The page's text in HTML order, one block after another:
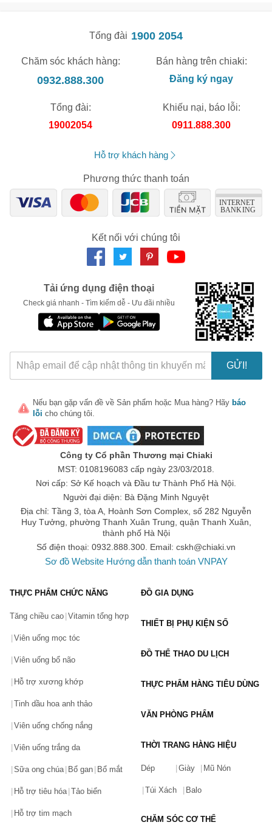
Tổng đài 1900 2054
Chăm sóc khách hàng:
0932.888.300
Bán hàng trên chiaki:
Đăng ký ngay
Tổng đài:
19002054
Khiếu nại, báo lỗi:
0911.888.300
Hỗ trợ khách hàng
Phương thức thanh toán
Kết nối với chúng tôi
Tải ứng dụng điện thoại
Check giá nhanh - Tìm kiếm dễ - Ưu đãi nhiều
GỬI!
Nếu bạn gặp vấn đề về Sản phẩm hoặc Mua hàng? Hãy báo
lỗi cho chúng tôi.
Công ty Cổ phần Thương mại Chiaki
MST: 0108196083 cấp ngày 23/03/2018.
Nơi cấp: Sở Kế hoạch và Đầu tư Thành Phố Hà Nội.
Người đại diện: Bà Đặng Minh Nguyệt
Địa chỉ: Tầng 3, tòa A, Hoành Sơn Complex, số 282 Nguyễn
Huy Tưởng, phường Thanh Xuân Trung, quận Thanh Xuân,
thành phố Hà Nội
Số điện thoại: 0932.888.300. Email: cskh@chiaki.vn
Sơ đồ Website Hướng dẫn thanh toán VNPAY
THỰC PHẨM CHỨC NĂNG
Tăng chiều cao Vitamin tổng hợp
Viên uống mọc tóc
Viên uống bổ não
Hỗ trợ xương khớp
Tinh dầu hoa anh thảo
Viên uống chống nắng
Viên uống trắng da
Sữa ong chúa Bổ gan Bổ mắt
Hỗ trợ tiêu hóa Tảo biển
Hỗ trợ tim mạch
ĐỒ GIA DỤNG
THIẾT BỊ PHỤ KIỆN SỐ
ĐỒ THỂ THAO DU LỊCH
THỰC PHẨM HÀNG TIÊU DÙNG
VĂN PHÒNG PHẨM
THỜI TRANG HÀNG HIỆU
Dép Giày Mũ Nón
Túi Xách Balo
CHĂM SÓC CƠ THỂ
🎁 Đừng Bỏ Lỡ! 🎁
Mã Giảm Giá Dành Riêng Cho Bạn
Giảm ngay - cho bất kỳ đơn hàng nào.
XXX-XXXX
Số lần áp dụng:1lần
Chỉ áp dụng cho gian hàng:
Ngày hết hạn:
LẤY MÃ NGAY